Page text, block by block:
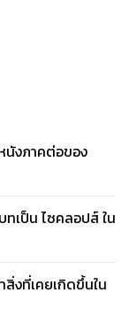
นังภาคต่อของ
ทเป็น ไซคลอปส์ ใน
งที่เคยเกิดขึ้นใน